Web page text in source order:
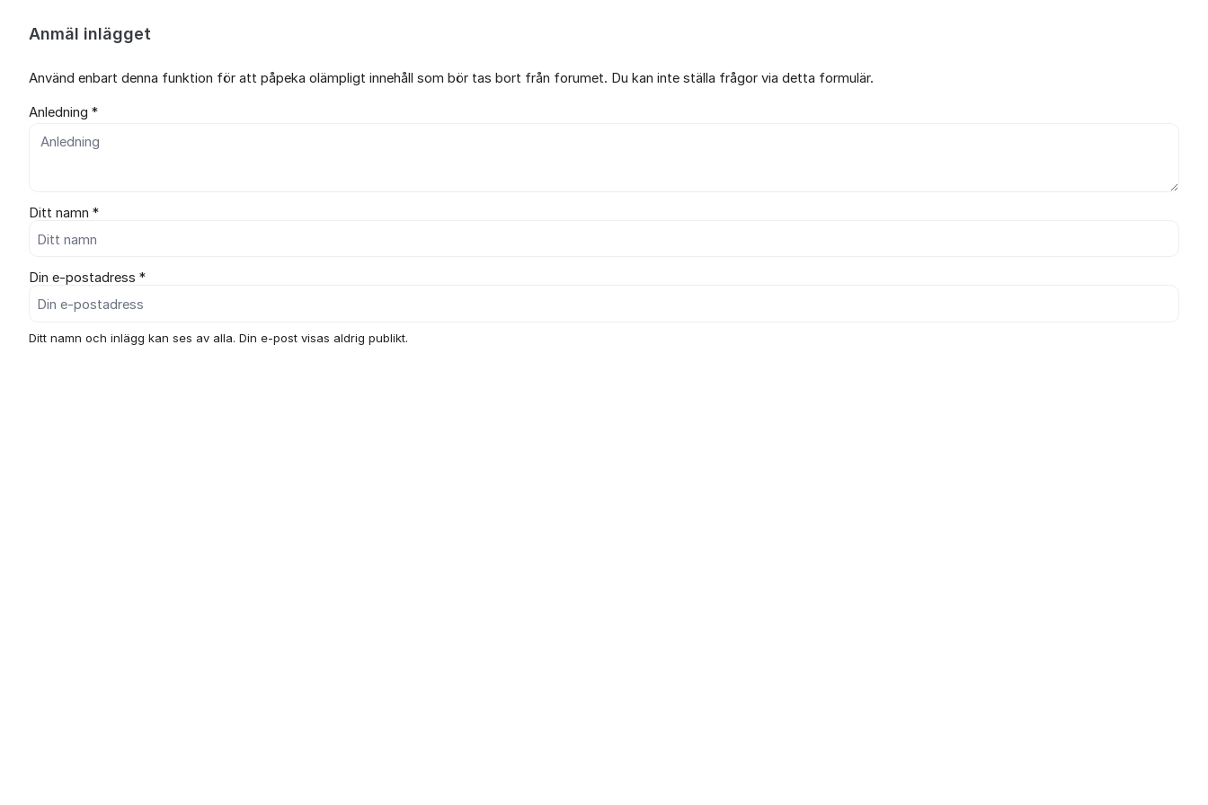
Anmäl inlägget
Använd enbart denna funktion för att påpeka olämpligt innehåll som bör tas bort från forumet. Du kan inte ställa frågor via detta formulär.
Anledning *
Ditt namn *
Din e-postadress *
Ditt namn och inlägg kan ses av alla. Din e-post visas aldrig publikt.